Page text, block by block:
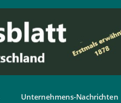
Unternehmens-Nachrichten